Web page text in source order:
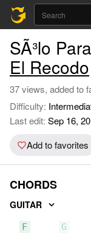
SÃ³lo
El Recodo
37 views, added to
Difficulty:
Last edit: Sep 16,
Add to favorites
CHORDS
GUITAR
F G